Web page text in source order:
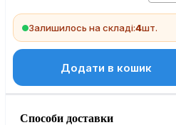
Залишилось на складі:4шт.
Додати в кошик
Способи доставки